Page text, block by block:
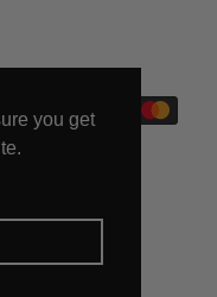
you get